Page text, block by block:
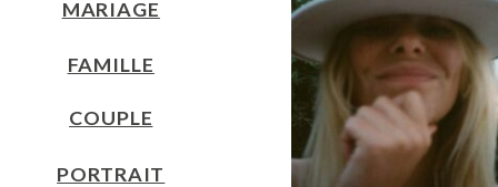
MARIAGE
FAMILLE
COUPLE
PORTRAIT